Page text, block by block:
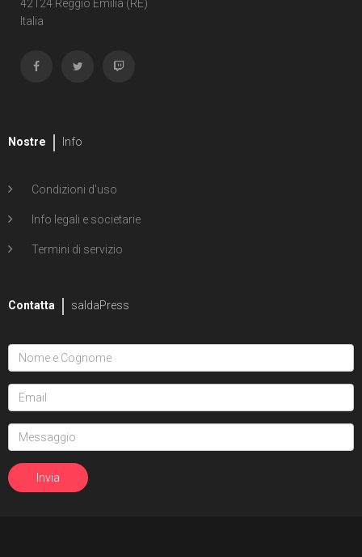
42124 Reggio Emilia (RE)
Italia
Nostre Info
Condizioni d'uso
Info legali e societarie
Termini di servizio
Contatta saldaPress